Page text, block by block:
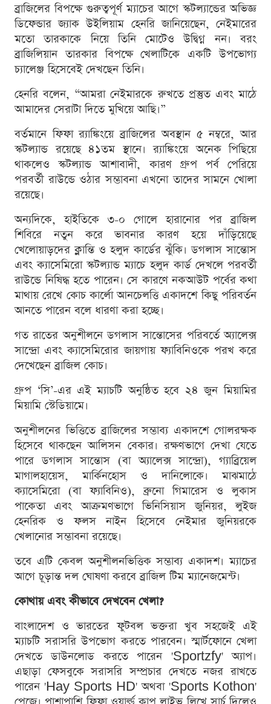
ব্রাজিলের বিপক্ষে গুরুত্বপূর্ণ ম্যাচের আগে স্কটল্যান্ডের অভিজ্ঞ
ডিফেন্ডার জ্যাক উইলিয়াম হেনরি জানিয়েছেন, নেইমারের
মতো তারকাকে নিয়ে তিনি মোটেও উদ্বিগ্ন নন। বরং
ব্রাজিলিয়ান তারকার বিপক্ষে খেলাটিকে একটি উপভোগ্য
চ্যালেঞ্জ হিসেবেই দেখছেন তিনি।
হেনরি বলেন, “আমরা নেইমারকে রুখতে প্রস্তুত এবং মাঠে
আমাদের সেরাটা দিতে মুখিয়ে আছি।”
বর্তমানে ফিফা র‍্যাঙ্কিংয়ে ব্রাজিলের অবস্থান ৫ নম্বরে, আর
স্কটল্যান্ড রয়েছে ৪১তম স্থানে। র‍্যাঙ্কিংয়ে অনেক পিছিয়ে
থাকলেও স্কটল্যান্ড আশাবাদী, কারণ গ্রুপ পর্ব পেরিয়ে
পরবর্তী রাউন্ডে ওঠার সম্ভাবনা এখনো তাদের সামনে খোলা
রয়েছে।
অন্যদিকে, হাইতিকে ৩-০ গোলে হারানোর পর ব্রাজিল
শিবিরে নতুন করে ভাবনার কারণ হয়ে দাঁড়িয়েছে
খেলোয়াড়দের ক্লান্তি ও হলুদ কার্ডের ঝুঁকি। ডগলাস সান্তোস
এবং ক্যাসেমিরো স্কটল্যান্ড ম্যাচে হলুদ কার্ড দেখলে পরবর্তী
রাউন্ডে নিষিদ্ধ হতে পারেন। সে কারণে নকআউট পর্বের কথা
মাথায় রেখে কোচ কার্লো আনচেলত্তি একাদশে কিছু পরিবর্তন
আনতে পারেন বলে ধারণা করা হচ্ছে।
গত রাতের অনুশীলনে ডগলাস সান্তোসের পরিবর্তে অ্যালেক্স
সান্দ্রো এবং ক্যাসেমিরোর জায়গায় ফ্যাবিনিওকে পরখ করে
দেখেছেন ব্রাজিল কোচ।
গ্রুপ ‘সি’-এর এই ম্যাচটি অনুষ্ঠিত হবে ২৪ জুন মিয়ামির
মিয়ামি স্টেডিয়ামে।
অনুশীলনের ভিত্তিতে ব্রাজিলের সম্ভাব্য একাদশে গোলরক্ষক
হিসেবে থাকছেন আলিসন বেকার। রক্ষণভাগে দেখা যেতে
পারে ডগলাস সান্তোস (বা অ্যালেক্স সান্দ্রো), গ্যাব্রিয়েল
মাগালহায়েস, মার্কিনহোস ও দানিলোকে। মাঝমাঠে
ক্যাসেমিরো (বা ফ্যাবিনিও), ব্রুনো গিমারেস ও লুকাস
পাকেতা এবং আক্রমণভাগে ভিনিসিয়াস জুনিয়র, লুইজ
হেনরিক ও ফলস নাইন হিসেবে নেইমার জুনিয়রকে
খেলানোর সম্ভাবনা রয়েছে।
তবে এটি কেবল অনুশীলনভিত্তিক সম্ভাব্য একাদশ। ম্যাচের
আগে চূড়ান্ত দল ঘোষণা করবে ব্রাজিল টিম ম্যানেজমেন্ট।
কোথায় এবং কীভাবে দেখবেন খেলা?
বাংলাদেশ ও ভারতের ফুটবল ভক্তরা খুব সহজেই এই
ম্যাচটি সরাসরি উপভোগ করতে পারবেন। স্মার্টফোনে খেলা
দেখতে ডাউনলোড করতে পারেন 'Sportzfy' অ্যাপ।
এছাড়া ফেসবুকে সরাসরি সম্প্রচার দেখতে নজর রাখতে
পারেন 'Hay Sports HD' অথবা 'Sports Kothon'